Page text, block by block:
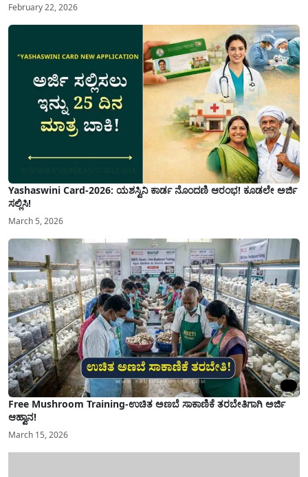
February 22, 2026
Yashaswini Card-2026: ಯಶಸ್ವಿನಿ ಕಾರ್ಡ ನೊಂದಣಿ ಆರಂಭ! ಕೂಡಲೇ ಅರ್ಜಿ
ಸಲ್ಲಿಸಿ!
March 5, 2026
Free Mushroom Training-ಉಚಿತ ಅಣಬೆ ಸಾಕಾಣಿಕೆ ತರಬೇತಿಗಾಗಿ ಅರ್ಜಿ
ಆಹ್ವಾನ!
March 15, 2026